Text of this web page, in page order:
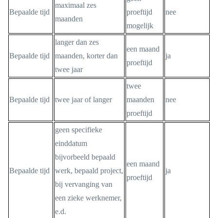
Bepaalde tijd
maximaal zes
maanden
proeftijd
mogelijk
nee
Bepaalde tijd
langer dan zes
maanden, korter dan
twee jaar
een maand
proeftijd
ja
Bepaalde tijd twee jaar of langer
twee
maanden
proeftijd
nee
Bepaalde tijd
geen specifieke
einddatum
bijvorbeeld bepaald
werk, bepaald project,
bij vervanging van
een zieke werknemer,
e.d.
een maand
proeftijd
ja